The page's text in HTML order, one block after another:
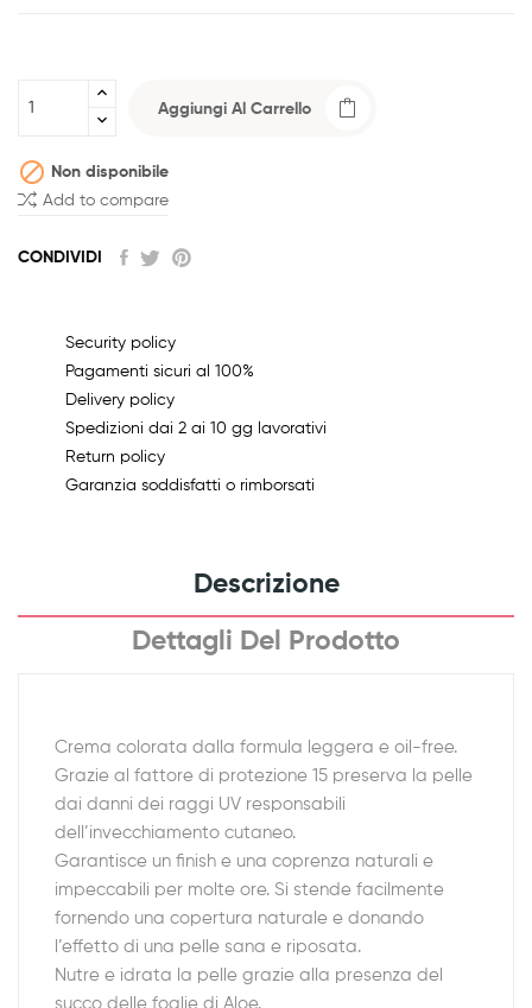
Aggiungi Al Carrello
 Non disponibile
Add to compare
CONDIVIDI
Security policy
Pagamenti sicuri al 100%
Delivery policy
Spedizioni dai 2 ai 10 gg lavorativi
Return policy
Garanzia soddisfatti o rimborsati
Descrizione
Dettagli Del Prodotto
Crema colorata dalla formula leggera e oil-free.
Grazie al fattore di protezione 15 preserva la pelle
dai danni dei raggi UV responsabili
dell’invecchiamento cutaneo.
Garantisce un finish e una coprenza naturali e
impeccabili per molte ore. Si stende facilmente
fornendo una copertura naturale e donando
l’effetto di una pelle sana e riposata.
Nutre e idrata la pelle grazie alla presenza del
succo delle foglie di Aloe.